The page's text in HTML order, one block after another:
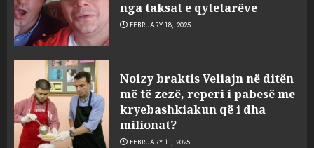
nga taksat e qytetarëve
FEBRUARY 18, 2025
Noizy braktis Veliajn në ditën
më të zezë, reperi i pabesë me
kryebashkiakun që i dha
milionat?
FEBRUARY 11, 2025
3
sulmuan “One Albania”,
ngjarja u fsheh. A u vodhën
serverat?
MARCH 25, 2025